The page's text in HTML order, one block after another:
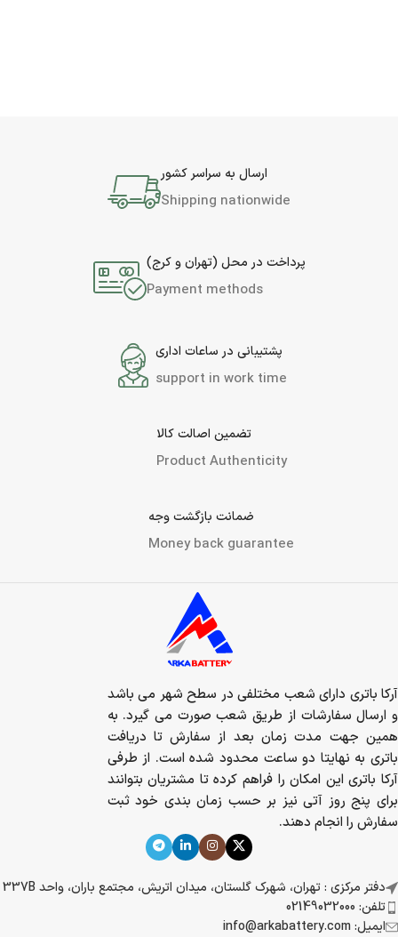
ارسال به سراسر کشور
Shipping nationwide
پرداخت در محل (تهران و کرج)
Payment methods
پشتیبانی در ساعات اداری
support in work time
تضمین اصالت کالا
Product Authenticity
ضمانت بازگشت وجه
Money back guarantee
آرکا باتری دارای شعب مختلفی در سطح شهر می باشد
و ارسال سفارشات از طریق شعب صورت می گیرد. به
همین جهت مدت زمان بعد از سفارش تا دریافت
باتری به نهایتا دو ساعت محدود شده است. از طرفی
آرکا باتری این امکان را فراهم کرده تا مشتریان بتوانند
برای پنج روز آتی نیز بر حسب زمان بندی خود ثبت
سفارش را انجام دهند.
دفتر مرکزی : تهران، شهرک گلستان، میدان اتریش، مجتمع باران، واحد 337B
تلفن: 02149032000
ایمیل: info@arkabattery.com